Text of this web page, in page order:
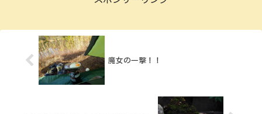
魔女の一撃！！